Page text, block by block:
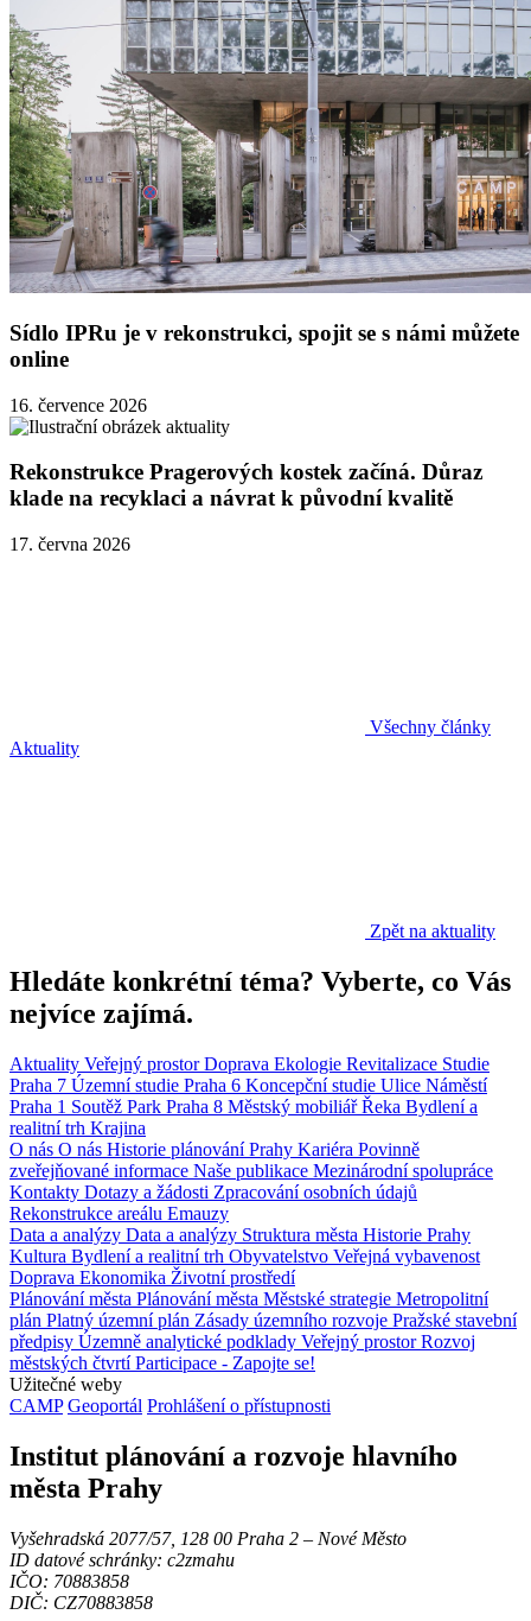
Sídlo IPRu je v rekonstrukci, spojit se s námi můžete
online
16. července 2026
Rekonstrukce Pragerových kostek začíná. Důraz
klade na recyklaci a návrat k původní kvalitě
17. června 2026
Všechny články
Aktuality
Zpět na aktuality
Hledáte konkrétní téma? Vyberte, co Vás
nejvíce zajímá.
Aktuality Veřejný prostorDoprava Ekologie Revitalizace Studie
Praha 7 Územní studie Praha 6 Koncepční studie Ulice Náměstí
Praha 1 Soutěž Park Praha 8 Městský mobiliářŘeka Bydlení a
realitní trh Krajina
O nás O nás Historie plánování Prahy Kariéra Povinně
zveřejňované informace Naše publikace Mezinárodní spolupráce
Kontakty Dotazy a žádosti Zpracování osobních údajů
Rekonstrukce areálu Emauzy
Data a analýzy Data a analýzy Struktura města Historie Prahy
Kultura Bydlení a realitní trh Obyvatelstvo Veřejná vybavenost
Doprava Ekonomika Životní prostředí
Plánování města Plánování města Městské strategie Metropolitní
plán Platný územní plán Zásady územního rozvoje Pražské stavební
předpisy Územně analytické podklady Veřejný prostorRozvoj
městských čtvrtíParticipace - Zapojte se!
Užitečné weby
CAMP Geoportál Prohlášení o přístupnosti
Institut plánování a rozvoje hlavního
města Prahy
Vyšehradská 2077/57, 128 00 Praha 2 ‒ Nové Město
ID datové schránky: c2zmahu
IČO: 70883858
DIČ: CZ70883858